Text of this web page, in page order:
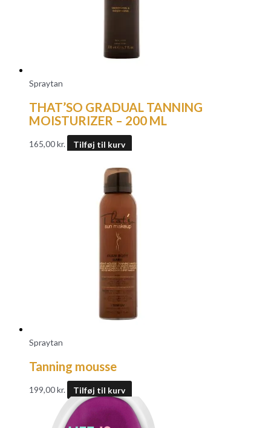
Spraytan
THAT’SO GRADUAL TANNING
MOISTURIZER – 200 ML
165,00kr. Tilføj til kurv
Spraytan
Tanning mousse
199,00kr. Tilføj til kurv